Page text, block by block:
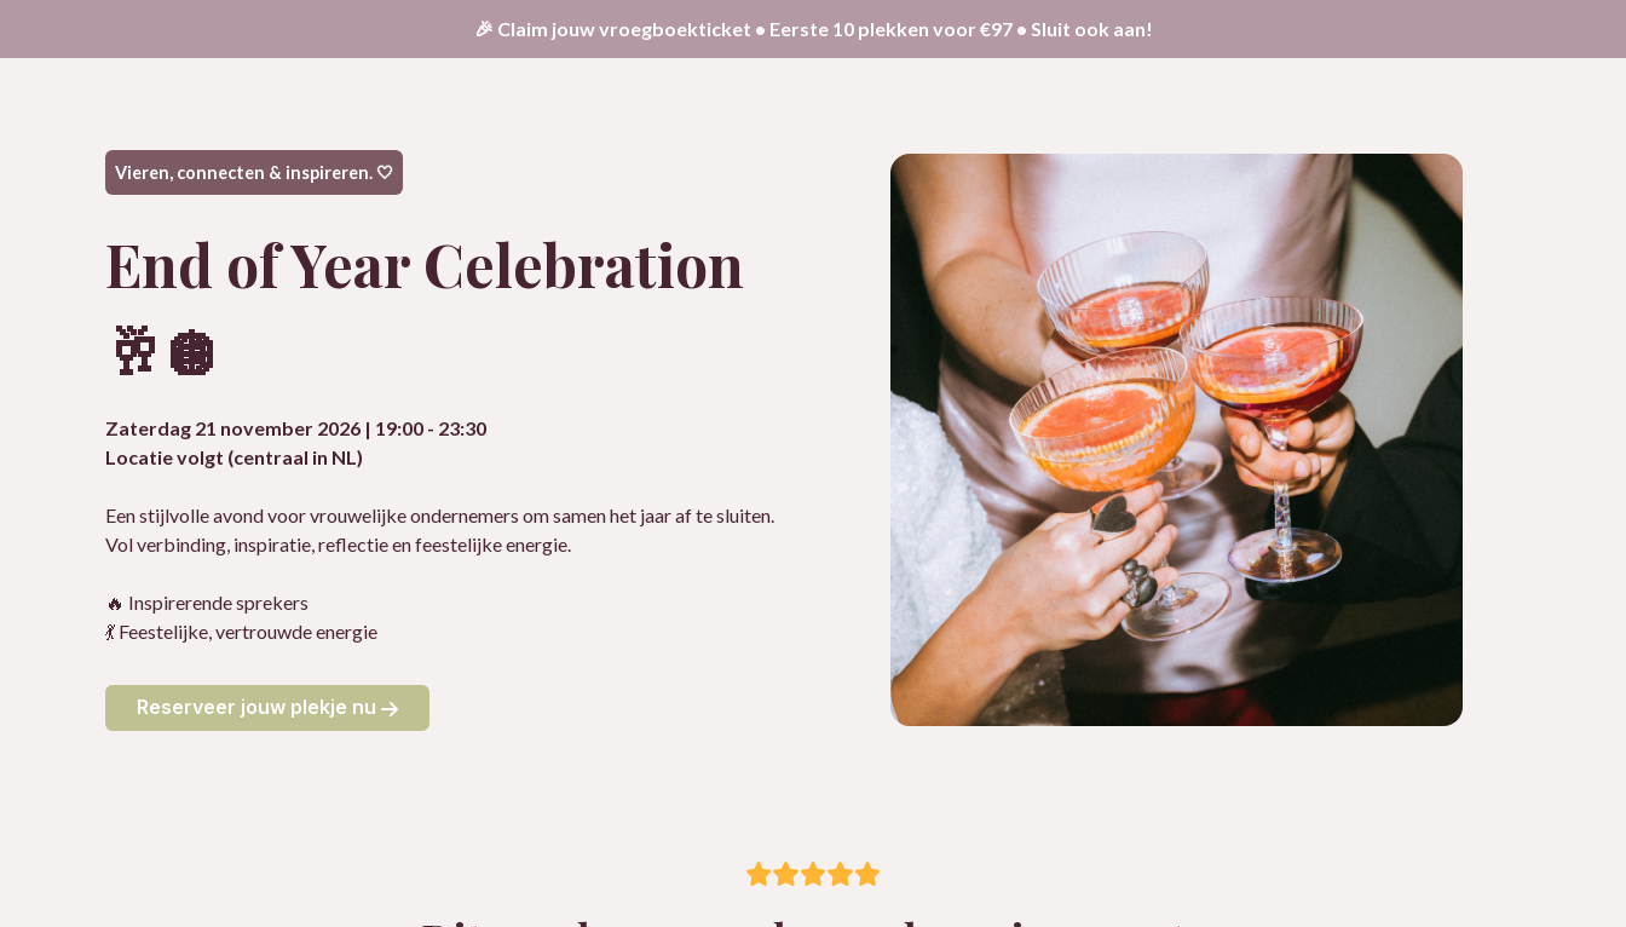
🎉 Claim jouwvroegboekticket • Eerste 10 plekken voor €97 • Sluit ook aan!
Vieren, connecten & inspireren. 🤍
End of Year Celebration
🥂🪩
Zaterdag 21 november 2026 | 19:00 - 23:30
Locatie volgt (centraal in NL)
Een stijlvolle avond voor vrouwelijke ondernemers om samen het jaar af te sluiten.
Vol verbinding, inspiratie, reflectie en feestelijke energie.
🔥 Inspirerende sprekers
💃 Feestelijke, vertrouwde energie
Reserveer jouw plekje nu